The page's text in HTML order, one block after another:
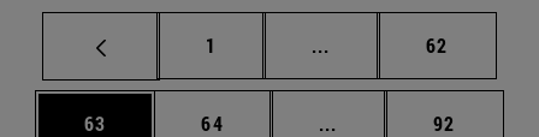
Página
1 ... Páginas intermedias
Página
62
Página
63 Página
64 ... Páginas intermedias
Página
92